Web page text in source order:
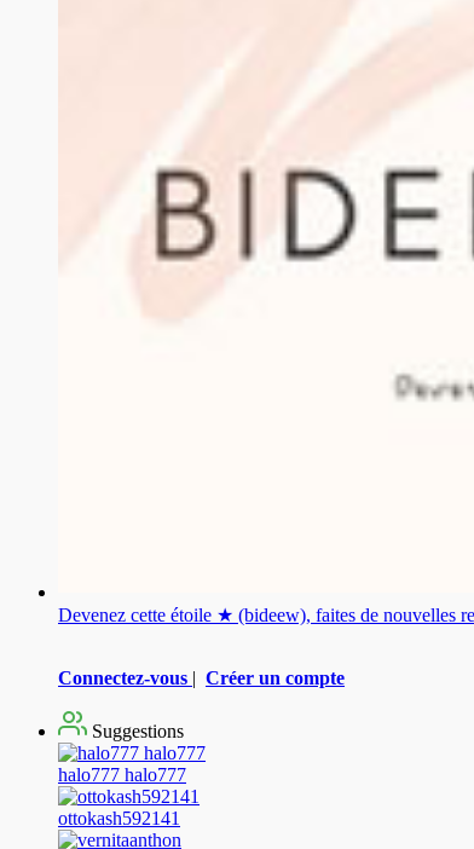
Devenez cette étoile ★ (bideew), faites de nouvelles
Connectez-vous | Créer un compte
Suggestions
halo777 halo777
ottokash592141